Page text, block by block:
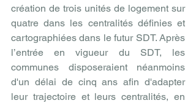
création de trois unités de logement sur
quatre dans les centralités définies et
cartographiées dans le futur SDT. Après
l’entrée en vigueur du SDT, les
communes disposeraient néanmoins
d'un délai de cinq ans afin d'adapter
leur trajectoire et leurs centralités, en